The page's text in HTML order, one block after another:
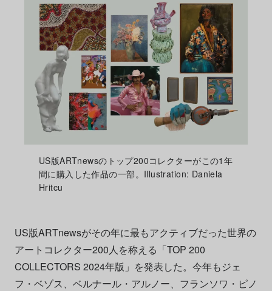
US版ARTnewsのトップ200コレクターがこの1年
間に購入した作品の一部。Illustration: Daniela
Hritcu
US版ARTnewsがその年に最もアクティブだった世界の
アートコレクター200人を称える「TOP 200
COLLECTORS 2024年版」を発表した。今年もジェ
フ・ベゾス、ベルナール・アルノー、フランソワ・ピノ